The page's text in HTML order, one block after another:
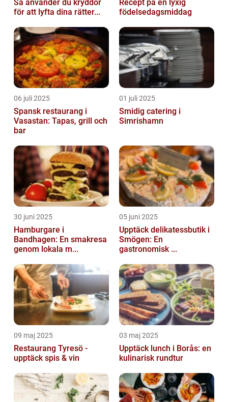
Så använder du kryddor
för att lyfta dina rätter...
Recept på en lyxig
födelsedagsmiddag
06 juli 2025
Spansk restaurang i
Vasastan: Tapas, grill och
bar
01 juli 2025
Smidig catering i
Simrishamn
30 juni 2025
Hamburgare i
Bandhagen: En smakresa
genom lokala m...
05 juni 2025
Upptäck delikatessbutik i
Smögen: En
gastronomisk ...
09 maj 2025
Restaurang Tyresö -
upptäck spis & vin
03 maj 2025
Upptäck lunch i Borås: en
kulinarisk rundtur